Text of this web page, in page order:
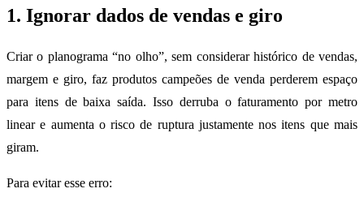
1. Ignorar dados de vendas e giro
Criar o planograma “no olho”, sem considerar histórico de vendas,
margem e giro, faz produtos campeões de venda perderem espaço
para itens de baixa saída. Isso derruba o faturamento por metro
linear e aumenta o risco de ruptura justamente nos itens que mais
giram.
Para evitar esse erro: